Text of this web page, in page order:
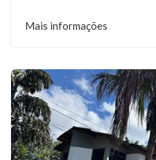
Mais informações